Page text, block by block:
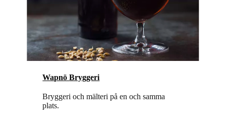
WapnöBryggeri
Bryggeri och mälteri på en och samma
plats.